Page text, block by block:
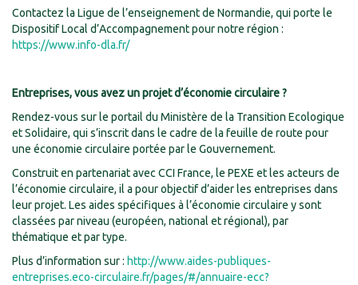
Contactez la Ligue de l’enseignement de Normandie, qui porte le
Dispositif Local d’Accompagnement pour notre région :
https://www.info-dla.fr/
Entreprises, vous avez un projet d’économie circulaire ?
Rendez-vous sur le portail du Ministère de la Transition Ecologique
et Solidaire, qui s’inscrit dans le cadre de la feuille de route pour
une économie circulaire portée par le Gouvernement.
Construit en partenariat avec CCI France, le PEXE et les acteurs de
l’économie circulaire, il a pour objectif d’aider les entreprises dans
leur projet. Les aides spécifiques à l’économie circulaire y sont
classées par niveau (européen, national et régional), par
thématique et par type.
Plus d’information sur : http://www.aides-publiques-
entreprises.eco-circulaire.fr/pages/#/annuaire-ecc?